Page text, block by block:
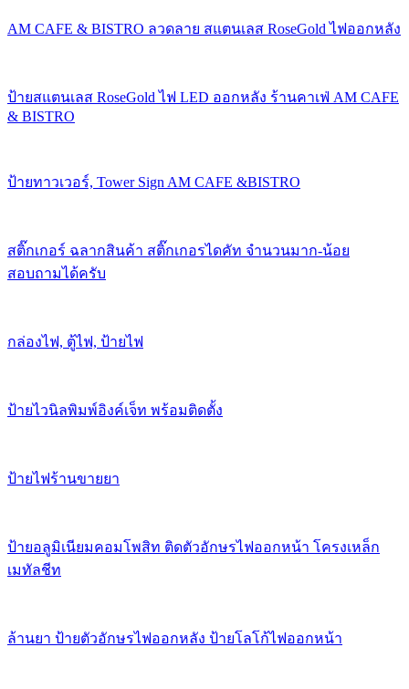
AM CAFE & BISTRO ลวดลาย สแตนเลส RoseGold ไฟออกหลัง
ป้ายสแตนเลส RoseGold ไฟ LED ออกหลัง ร้านคาเฟ่ AM CAFE
& BISTRO
ป้ายทาวเวอร์, Tower Sign AM CAFE &BISTRO
สติ๊กเกอร์ ฉลากสินค้า สติ๊กเกอรไดคัท จำนวนมาก-น้อย
สอบถามได้ครับ
กล่องไฟ, ตู้ไฟ, ป้ายไฟ
ป้ายไวนิลพิมพ์อิงค์เจ็ท พร้อมติดตั้ง
ป้ายไฟร้านขายยา
ป้ายอลูมิเนียมคอมโพสิท ติดตัวอักษรไฟออกหน้า โครงเหล็ก
เมทัลชีท
ล้านยา ป้ายตัวอักษรไฟออกหลัง ป้ายโลโก้ไฟออกหน้า